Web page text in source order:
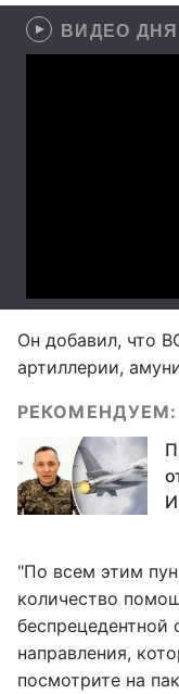
ВИДЕО ДНЯ
Он добавил, что
артиллерии,
РЕКОМЕНДУЕМ:
"По всем этим
количество
направления,
посмотрите на